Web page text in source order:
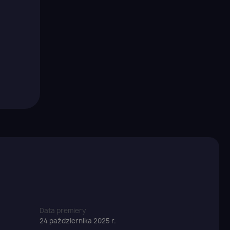
Data premiery
24 października 2025 r.